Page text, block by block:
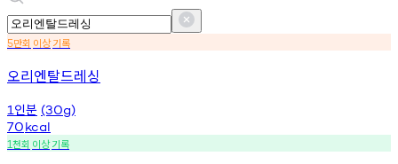
5만회 이상기록
오리엔탈드레싱
1 인분 (30g)
70kcal
1천회 이상기록